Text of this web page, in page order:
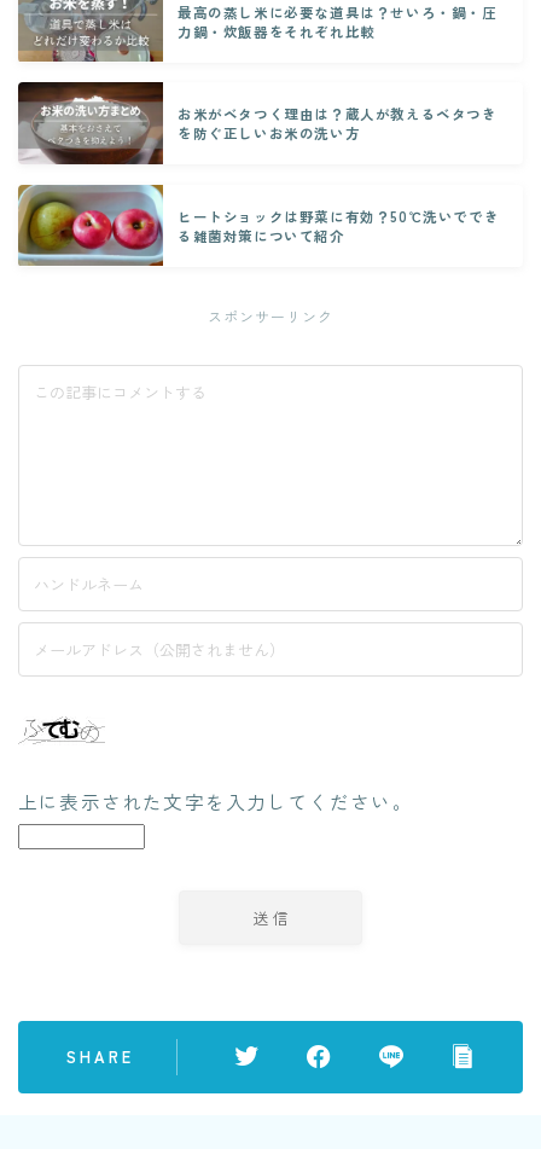
最高の蒸し米に必要な道具は？せいろ・鍋・圧
力鍋・炊飯器をそれぞれ比較
お米がベタつく理由は？蔵人が教えるベタつき
を防ぐ正しいお米の洗い方
ヒートショックは野菜に有効？50℃洗いででき
る雑菌対策について紹介
スポンサーリンク
上に表示された文字を入力してください。
SHARE